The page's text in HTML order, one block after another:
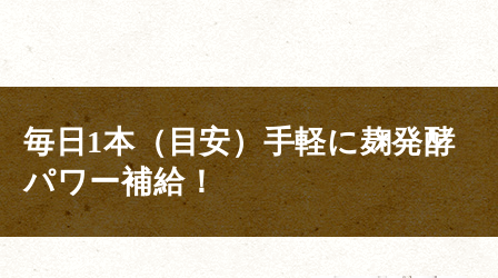
毎日1本（目安）手軽に麹発酵
パワー補給！